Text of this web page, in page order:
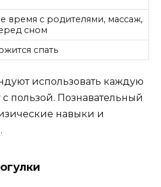
время с родителями, массаж,
сном
спать
использовать каждую
пользой. Познавательный
навыки и